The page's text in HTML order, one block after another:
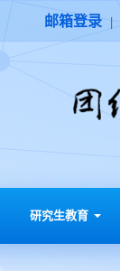
邮箱登录 |
研究生教育